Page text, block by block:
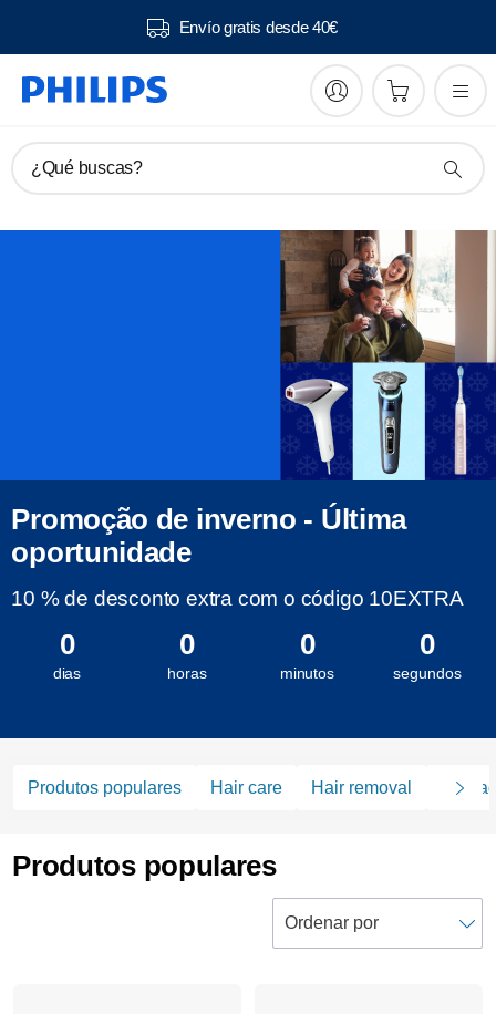
Envío gratis desde 40€
¿Qué buscas?
Promoção de inverno - Última
oportunidade
10 % de desconto extra com o código 10EXTRA
0
dias
0
horas
0
minutos
0
segundos
Produtos populares Hair care Hair removal
Produtos populares